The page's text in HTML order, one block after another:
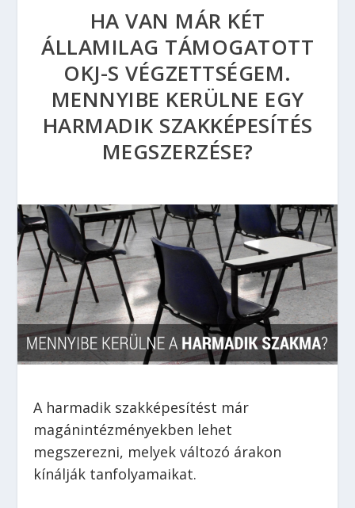
HA VAN MÁR KÉT
ÁLLAMILAG TÁMOGATOTT
OKJ-S VÉGZETTSÉGEM.
MENNYIBE KERÜLNE EGY
HARMADIK SZAKKÉPESÍTÉS
MEGSZERZÉSE?
A harmadik szakképesítést már
magánintézményekben lehet
megszerezni, melyek változó árakon
kínálják tanfolyamaikat.